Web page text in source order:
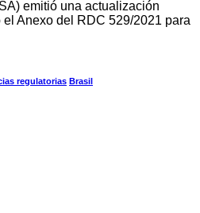
emitió una actualización
Anexo del RDC 529/2021 para
regulatorias Brasil